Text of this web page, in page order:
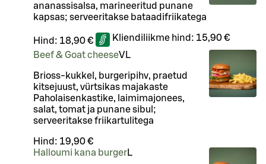
ananassisalsa, marineeritud punane
kapsas; serveeritakse bataadifriikatega
Hind: 18,90 € Kliendiliikme hind: 15,90 €
Beef & Goat cheeseVL
Brioss-kukkel, burgeripihv, praetud
kitsejuust, vürtsikas majakaste
Paholaisenkastike, laimimajonees,
salat, tomat ja punane sibul;
serveeritakse friikartulitega
Hind: 19,90 €
Halloumi kana burgerL